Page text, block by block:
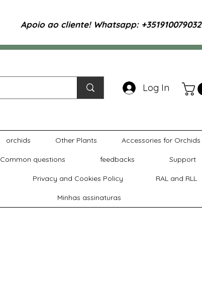
Apoio ao cliente! Whatsapp: +351910079032
Log In
orchids Other Plants Accessories for Orchids
Common questions feedbacks Support
Privacy and Cookies Policy RAL and RLL
Minhas assinaturas